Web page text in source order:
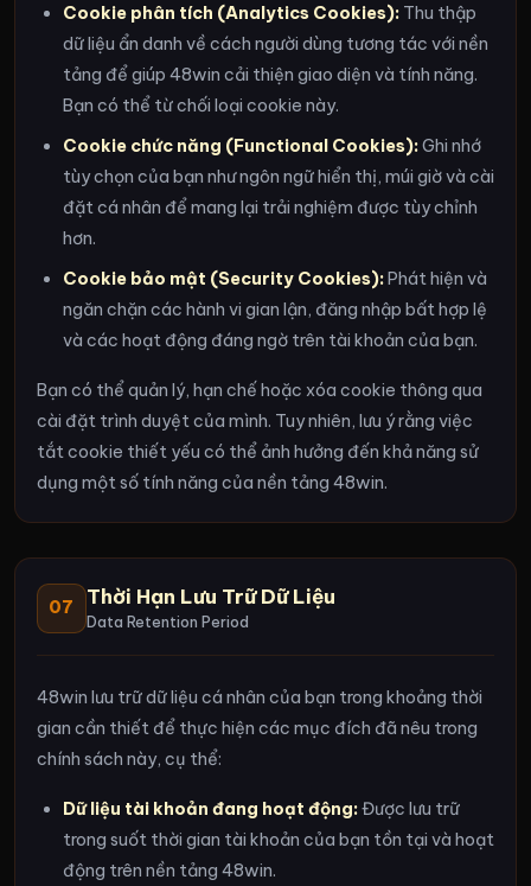
Cookie phân tích (Analytics Cookies):Thu thập
dữ liệu ẩn danh về cách người dùng tương tác với nền
tảng để giúp 48win cải thiện giao diện và tính năng.
Bạn có thể từ chối loại cookie này.
Cookie chức năng (Functional Cookies):Ghi nhớ
tùy chọn của bạn như ngôn ngữ hiển thị, múi giờ và cài
đặt cá nhân để mang lại trải nghiệm được tùy chỉnh
hơn.
Cookie bảo mật (Security Cookies):Phát hiện và
ngăn chặn các hành vi gian lận, đăng nhập bất hợp lệ
và các hoạt động đáng ngờ trên tài khoản của bạn.
Bạn có thể quản lý, hạn chế hoặc xóa cookie thông qua
cài đặt trình duyệt của mình. Tuy nhiên, lưu ý rằng việc
tắt cookie thiết yếu có thể ảnh hưởng đến khả năng sử
dụng một số tính năng của nền tảng 48win.
07 Thời Hạn Lưu Trữ Dữ Liệu
Data Retention Period
48win lưu trữ dữ liệu cá nhân của bạn trong khoảng thời
gian cần thiết để thực hiện các mục đích đã nêu trong
chính sách này, cụ thể:
Dữ liệu tài khoản đang hoạt động:Được lưu trữ
trong suốt thời gian tài khoản của bạn tồn tại và hoạt
động trên nền tảng 48win.